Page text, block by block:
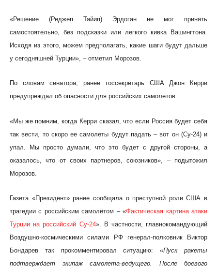
«Решение (Реджеп Тайип) Эрдоган не мог принять
самостоятельно, без подсказки или легкого кивка Вашингтона.
Исходя из этого, можем предполагать, какие шаги будут дальше
у сегодняшней Турции», – отметил Морозов.
По словам сенатора, ранее госсекретарь США Джон Керри
предупреждал об опасности для российских самолетов.
«Мы же помним, когда Керри сказал, что если Россия будет себя
так вести, то скоро ее самолеты будут падать – вот он (Су-24) и
упал. Мы просто думали, что это будет с другой стороны, а
оказалось, что от своих партнеров, союзников», – подытожил
Морозов.
Газета «Президент» ранее сообщала о преступной роли США в
трагедии с российским самолётом – «Фактическая картина атаки
Турции на российский Су-24». В частности, главнокомандующий
Воздушно-космическими силами РФ генерал-полковник Виктор
Бондарев так прокомментировал ситуацию: «Пуск ракеты
подтверждает экипаж самолета-ведущего. После боевого